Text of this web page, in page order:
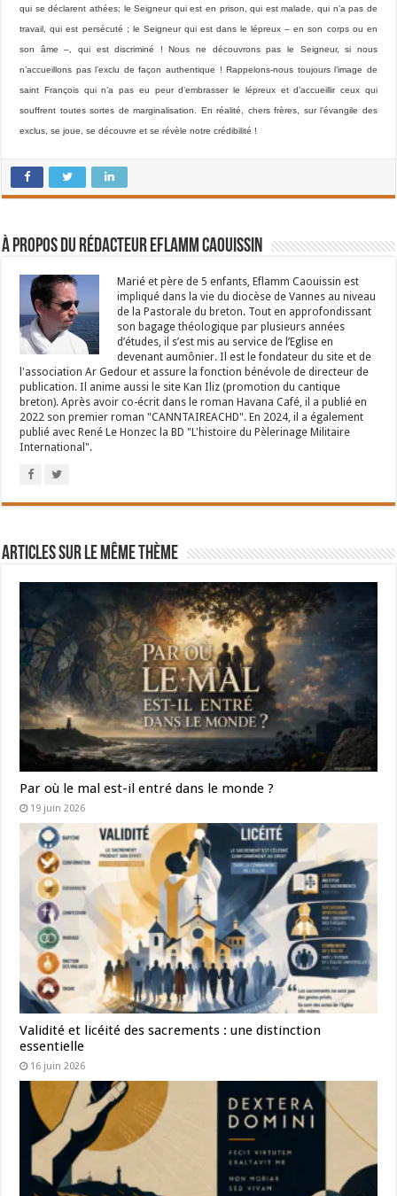
qui se déclarent athées; le Seigneur qui est en prison, qui est malade, qui n’a pas de
travail, qui est persécuté ; le Seigneur qui est dans le lépreux – en son corps ou en
son âme –, qui est discriminé ! Nous ne découvrons pas le Seigneur, si nous
n’accueillons pas l’exclu de façon authentique ! Rappelons-nous toujours l’image de
saint François qui n’a pas eu peur d’embrasser le lépreux et d’accueillir ceux qui
souffrent toutes sortes de marginalisation. En réalité, chers frères, sur l’évangile des
exclus, se joue, se découvre et se révèle notre crédibilité !
À propos du rédacteur Eflamm Caouissin
Marié et père de 5 enfants, Eflamm Caouissin est
impliqué dans la vie du diocèse de Vannes au niveau
de la Pastorale du breton. Tout en approfondissant
son bagage théologique par plusieurs années
d’études, il s’est mis au service de l’Eglise en
devenant aumônier. Il est le fondateur du site et de
l'association Ar Gedour et assure la fonction bénévole de directeur de
publication. Il anime aussi le site Kan Iliz (promotion du cantique
breton). Après avoir co-écrit dans le roman Havana Café, il a publié en
2022 son premier roman "CANNTAIREACHD". En 2024, il a également
publié avec René Le Honzec la BD "L'histoire du Pèlerinage Militaire
International".
Articles sur le même thème
Par où le mal est-il entré dans le monde ?
19 juin 2026
Validité et licéité des sacrements : une distinction
essentielle
16 juin 2026